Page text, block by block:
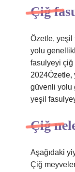
Çiğ
Özetle, yeşil
yolu
fasulyeyi
2024Özetle,
güvenli yolu
yeşil
Çiğ
Aşağıdaki
Çiğ